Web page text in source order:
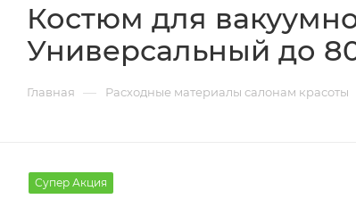
Костюм для
Универсальный до
Главная — Расходные материалы салонам красоты
Супер Акция